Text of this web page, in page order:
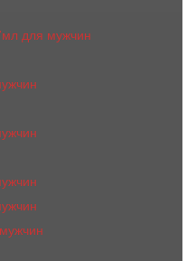
для мужчин